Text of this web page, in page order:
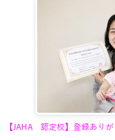
【JAHA 認定校】登録あり